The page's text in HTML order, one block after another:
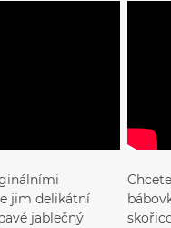
jim delikátní
jablečný